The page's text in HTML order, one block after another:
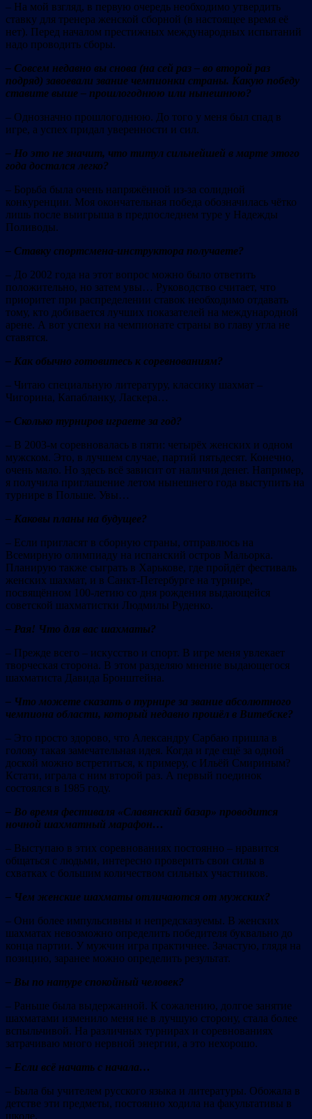
– На мой взгляд, в первую очередь необходимо утвердить
ставку для тренера женской сборной (в настоящее время её
нет). Перед началом престижных международных испытаний
надо проводить сборы.
– Совсем недавно вы снова (на сей раз – во второй раз
подряд) завоевали звание чемпионки страны. Какую победу
ставите выше – прошлогоднюю или нынешнюю?
– Однозначно прошлогоднюю. До того у меня был спад в
игре, а успех придал уверенности и сил.
– Но это не значит, что титул сильнейшей в марте этого
года достался легко?
– Борьба была очень напряжённой из-за солидной
конкуренции. Моя окончательная победа обозначилась чётко
лишь после выигрыша в предпоследнем туре у Надежды
Поливоды.
– Ставку спортсмена-инструктора получаете?
– До 2002 года на этот вопрос можно было ответить
положительно, но затем увы… Руководство считает, что
приоритет при распределении ставок необходимо отдавать
тому, кто добивается лучших показателей на международной
арене. А вот успехи на чемпионате страны во главу угла не
ставятся.
– Как обычно готовитесь к соревнованиям?
– Читаю специальную литературу, классику шахмат –
Чигорина, Капабланку, Ласкера…
– Сколько турниров играете за год?
– В 2003-м соревновалась в пяти: четырёх женских и одном
мужском. Это, в лучшем случае, партий пятьдесят. Конечно,
очень мало. Но здесь всё зависит от наличия денег. Например,
я получила приглашение летом нынешнего года выступить на
турнире в Польше. Увы…
– Каковы планы на будущее?
– Если пригласят в сборную страны, отправлюсь на
Всемирную олимпиаду на испанский остров Мальорка.
Планирую также сыграть в Харькове, где пройдёт фестиваль
женских шахмат, и в Санкт-Петербурге на турнире,
посвящённом 100-летию со дня рождения выдающейся
советской шахматистки Людмилы Руденко.
– Рая! Что для вас шахматы?
– Прежде всего – искусство и спорт. В игре меня увлекает
творческая сторона. В этом разделяю мнение выдающегося
шахматиста Давида Бронштейна.
– Что можете сказать о турнире за звание абсолютного
чемпиона области, который недавно прошёл в Витебске?
– Это просто здорово, что Александру Сарбаю пришла в
голову такая замечательная идея. Когда и где ещё за одной
доской можно встретиться, к примеру, с Ильёй Смириным?
Кстати, играла с ним второй раз. А первый поединок
состоялся в 1985 году.
– Во время фестиваля «Славянский базар» проводится
ночной шахматный марафон…
– Выступаю в этих соревнованиях постоянно – нравится
общаться с людьми, интересно проверить свои силы в
схватках с большим количеством сильных участников.
– Чем женские шахматы отличаются от мужских?
– Они более импульсивны и непредсказуемы. В женских
шахматах невозможно определить победителя буквально до
конца партии. У мужчин игра практичнее. Зачастую, глядя на
позицию, заранее можно определить результат.
– Вы по натуре спокойный человек?
– Раньше была выдержанной. К сожалению, долгое занятие
шахматами изменило меня не в лучшую сторону, стала более
вспыльчивой. На различных турнирах и соревнованиях
затрачиваю много нервной энергии, а это нехорошо.
– Если всё начать с начала…
– Была бы учителем русского языка и литературы. Обожала в
детстве эти предметы, постоянно ходила на факультативы в
школе.